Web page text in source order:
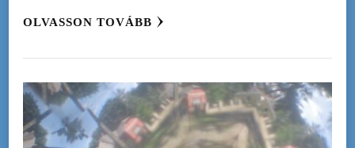
OLVASSON TOVÁBB